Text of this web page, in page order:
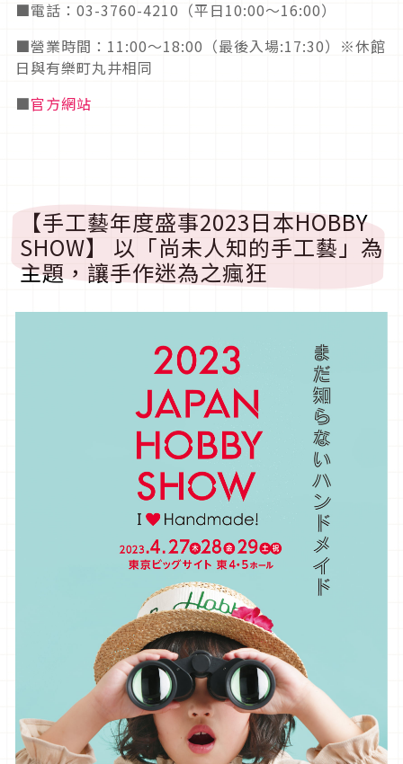
■電話： 03-3760-4210 （平日10:00〜16:00）
■營業時間： 11:00〜18:00 （最後入場:17:30）※休館
日與有樂町丸井相同
■官方網站
【手工藝年度盛事2023日本HOBBY
SHOW】 以「尚未人知的手工藝」為
主題，讓手作迷為之瘋狂